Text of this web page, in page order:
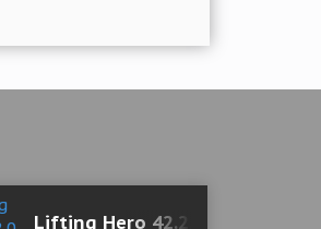
Calorie Counter 1.5.8 Mod
Lifting Hero 42.2.0 Mod